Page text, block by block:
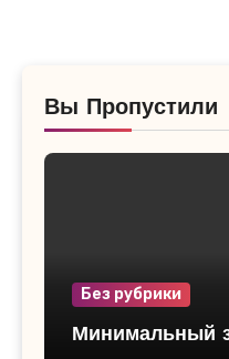
Вы Пропустили
Без рубрики
Минимальный